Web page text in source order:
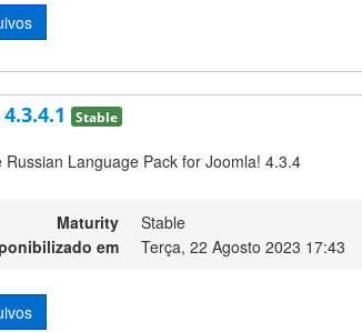
Stable
Russian Language Pack for Joomla! 4.3.4
Maturity
Stable
em
Terça, 22 Agosto 2023 17:43